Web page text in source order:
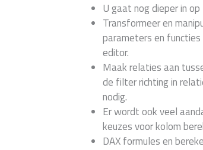
U gaat nog dieper in
Transformeer en
parameters en functies
editor.
Maak relaties aan
de filter richting in
nodig.
Er wordt ook veel
keuzes voor kolom
DAX formules en